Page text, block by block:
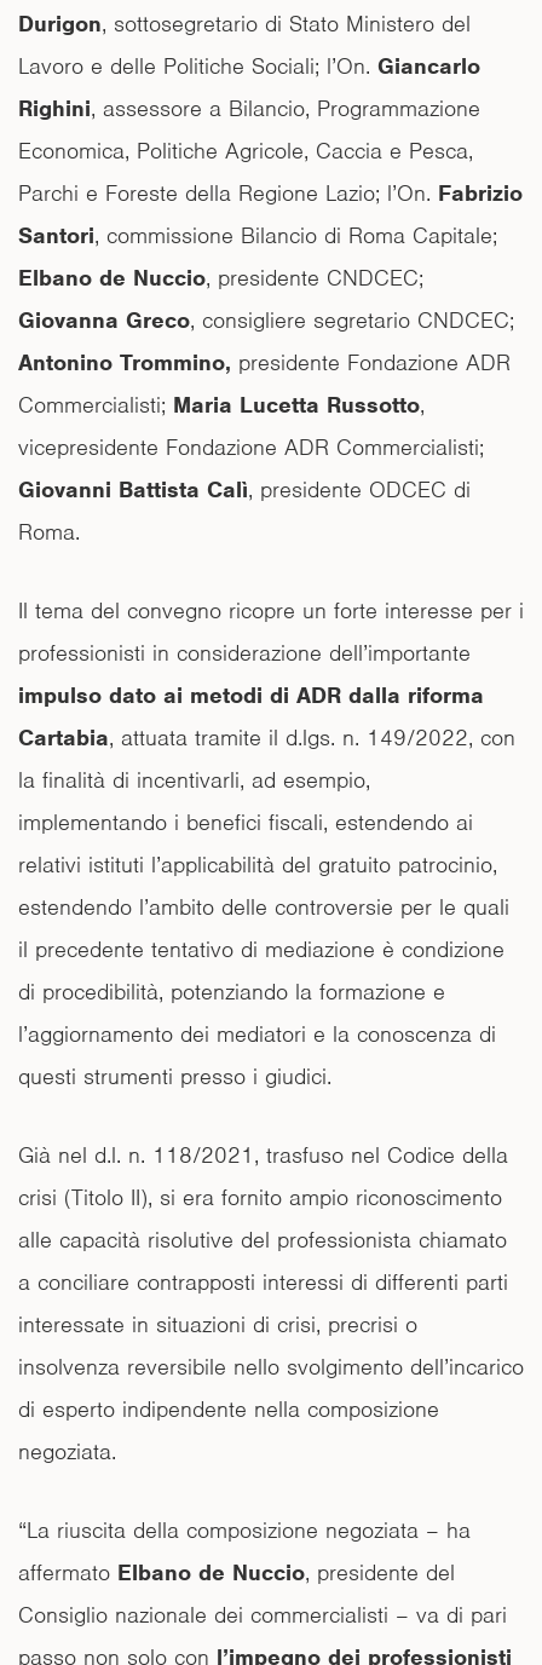
Durigon, sottosegretario di Stato Ministero del
Lavoro e delle Politiche Sociali; l’On. Giancarlo
Righini, assessore a Bilancio, Programmazione
Economica, Politiche Agricole, Caccia e Pesca,
Parchi e Foreste della Regione Lazio; l’On. Fabrizio
Santori, commissione Bilancio di Roma Capitale;
Elbano de Nuccio, presidente CNDCEC;
Giovanna Greco, consigliere segretario CNDCEC;
Antonino Trommino, presidente Fondazione ADR
Commercialisti; Maria Lucetta Russotto,
vicepresidente Fondazione ADR Commercialisti;
Giovanni Battista Calì, presidente ODCEC di
Roma.
Il tema del convegno ricopre un forte interesse per i
professionisti in considerazione dell’importante
impulso dato ai metodi di ADR dalla riforma
Cartabia, attuata tramite il d.lgs. n. 149/2022, con
la finalità di incentivarli, ad esempio,
implementando i benefici fiscali, estendendo ai
relativi istituti l’applicabilità del gratuito patrocinio,
estendendo l’ambito delle controversie per le quali
il precedente tentativo di mediazione è condizione
di procedibilità, potenziando la formazione e
l’aggiornamento dei mediatori e la conoscenza di
questi strumenti presso i giudici.
Già nel d.l. n. 118/2021, trasfuso nel Codice della
crisi (Titolo II), si era fornito ampio riconoscimento
alle capacità risolutive del professionista chiamato
a conciliare contrapposti interessi di differenti parti
interessate in situazioni di crisi, precrisi o
insolvenza reversibile nello svolgimento dell’incarico
di esperto indipendente nella composizione
negoziata.
“La riuscita della composizione negoziata – ha
affermato Elbano de Nuccio, presidente del
Consiglio nazionale dei commercialisti – va di pari
passo non solo con l’impegno dei professionisti